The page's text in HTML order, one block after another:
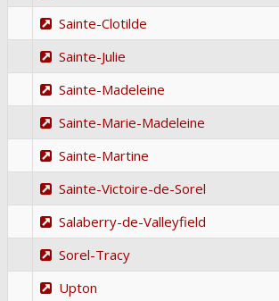
Sainte-Clotilde
Sainte-Julie
Sainte-Madeleine
Sainte-Marie-Madeleine
Sainte-Martine
Sainte-Victoire-de-Sorel
Salaberry-de-Valleyfield
Sorel-Tracy
Upton